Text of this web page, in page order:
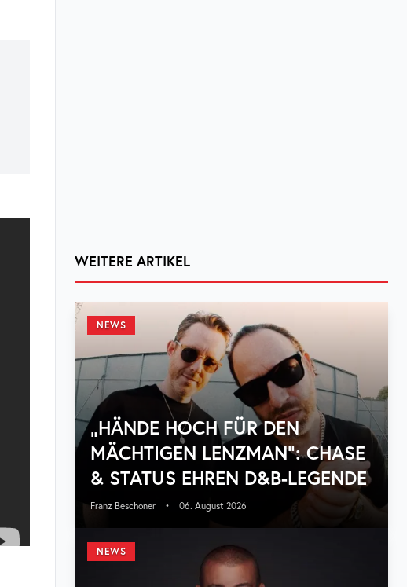
WEITERE ARTIKEL
NEWS
„HÄNDE HOCH FÜR DEN
MÄCHTIGEN LENZMAN“: CHASE
& STATUS EHREN D&B-LEGENDE
Franz Beschoner • 06. August 2026
NEWS